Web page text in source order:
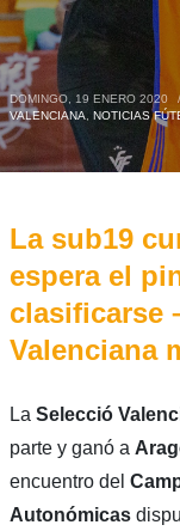
DOMINGO, 19 ENERO 2020 /
VALENCIANA
NOTICIAS
La sub19
espera el
clasificarse
Valenciana
La Selecció
parte y ganó a
encuentro del
Autonómicas